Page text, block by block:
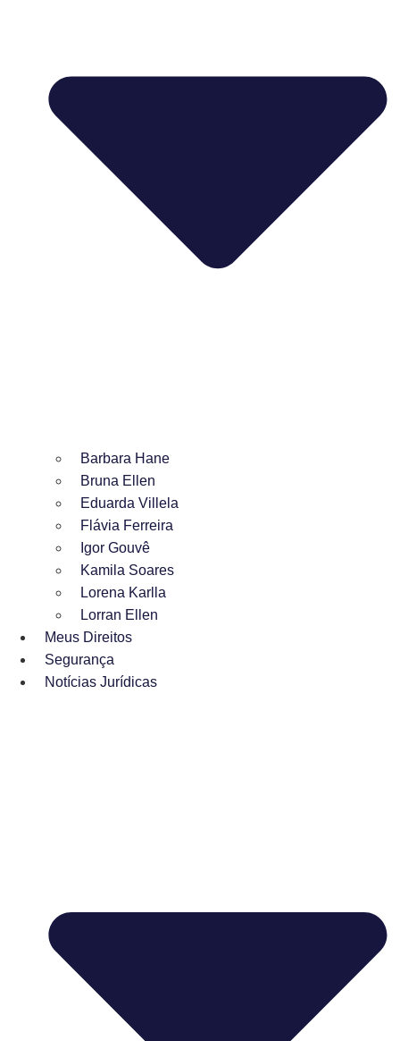
Barbara Hane
Bruna Ellen
Eduarda Villela
Flávia Ferreira
Igor Gouvê
Kamila Soares
Lorena Karlla
Lorran Ellen
Meus Direitos
Segurança
Notícias Jurídicas